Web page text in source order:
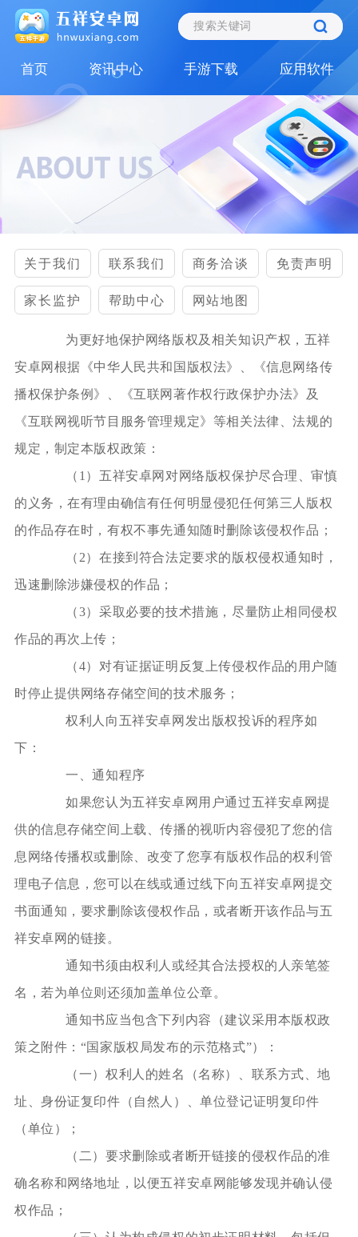
首页 资讯中心 手游下载 应用软件
关于我们 联系我们 商务洽谈 免责声明
家长监护 帮助中心 网站地图
为更好地保护网络版权及相关知识产权，五祥
安卓网根据《中华人民共和国版权法》、《信息网络传
播权保护条例》、《互联网著作权行政保护办法》及
《互联网视听节目服务管理规定》等相关法律、法规的
规定，制定本版权政策：
（1）五祥安卓网对网络版权保护尽合理、审慎
的义务，在有理由确信有任何明显侵犯任何第三人版权
的作品存在时，有权不事先通知随时删除该侵权作品；
（2）在接到符合法定要求的版权侵权通知时，
迅速删除涉嫌侵权的作品；
（3）采取必要的技术措施，尽量防止相同侵权
作品的再次上传；
（4）对有证据证明反复上传侵权作品的用户随
时停止提供网络存储空间的技术服务；
权利人向五祥安卓网发出版权投诉的程序如
下：
一、通知程序
如果您认为五祥安卓网用户通过五祥安卓网提
供的信息存储空间上载、传播的视听内容侵犯了您的信
息网络传播权或删除、改变了您享有版权作品的权利管
理电子信息，您可以在线或通过线下向五祥安卓网提交
书面通知，要求删除该侵权作品，或者断开该作品与五
祥安卓网的链接。
通知书须由权利人或经其合法授权的人亲笔签
名，若为单位则还须加盖单位公章。
通知书应当包含下列内容（建议采用本版权政
策之附件：“国家版权局发布的示范格式”）：
（一）权利人的姓名（名称）、联系方式、地
址、身份证复印件（自然人）、单位登记证明复印件
（单位）；
（二）要求删除或者断开链接的侵权作品的准
确名称和网络地址，以便五祥安卓网能够发现并确认侵
权作品；